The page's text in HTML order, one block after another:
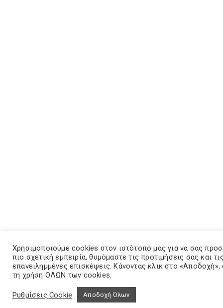
Χρησιμοποιούμε cookies στον ιστότοπό μας για να σας
πιο σχετική εμπειρία, θυμόμαστε τις προτιμήσεις σας και
επανειλημμένες επισκέψεις. Κάνοντας κλικ στο
τη χρήση ΟΛΩΝ των cookies.
Ρυθμίσεις Cookie Αποδοχή Όλων